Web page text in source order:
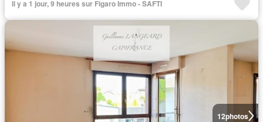
Il y a 1 jour, 9 heures sur Figaro Immo - SAFTI
12photos